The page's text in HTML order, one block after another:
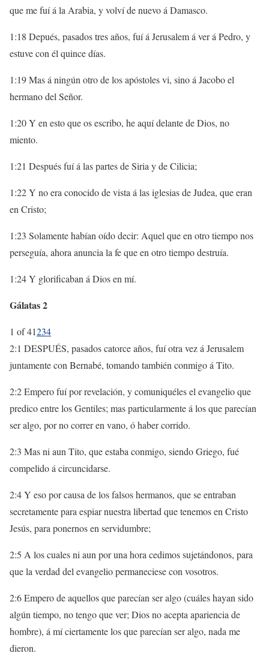
que me fuí á la Arabia, y volví de nuevo á Damasco.
1:18 Depués, pasados tres años, fuí á Jerusalem á ver á Pedro, y
estuve con él quince días.
1:19 Mas á ningún otro de los apóstoles vi, sino á Jacobo el
hermano del Señor.
1:20 Y en esto que os escribo, he aquí delante de Dios, no
miento.
1:21 Después fuí á las partes de Siria y de Cilicia;
1:22 Y no era conocido de vista á las iglesias de Judea, que eran
en Cristo;
1:23 Solamente habían oído decir: Aquel que en otro tiempo nos
perseguía, ahora anuncia la fe que en otro tiempo destruía.
1:24 Y glorificaban á Dios en mí.
Gálatas 2
1 of 41234
2:1 DESPUÉS, pasados catorce años, fuí otra vez á Jerusalem
juntamente con Bernabé, tomando también conmigo á Tito.
2:2 Empero fuí por revelación, y comuniquéles el evangelio que
predico entre los Gentiles; mas particularmente á los que parecían
ser algo, por no correr en vano, ó haber corrido.
2:3 Mas ni aun Tito, que estaba conmigo, siendo Griego, fué
compelido á circuncidarse.
2:4 Y eso por causa de los falsos hermanos, que se entraban
secretamente para espiar nuestra libertad que tenemos en Cristo
Jesús, para ponernos en servidumbre;
2:5 A los cuales ni aun por una hora cedimos sujetándonos, para
que la verdad del evangelio permaneciese con vosotros.
2:6 Empero de aquellos que parecían ser algo (cuáles hayan sido
algún tiempo, no tengo que ver; Dios no acepta apariencia de
hombre), á mí ciertamente los que parecían ser algo, nada me
dieron.